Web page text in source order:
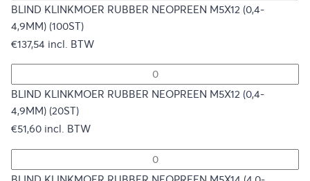
BLIND KLINKMOER RUBBER NEOPREEN M5X12 (0,4-
4,9MM) (100ST)
€137,54 incl. BTW
BLIND KLINKMOER RUBBER NEOPREEN M5X12 (0,4-
4,9MM) (20ST)
€51,60 incl. BTW